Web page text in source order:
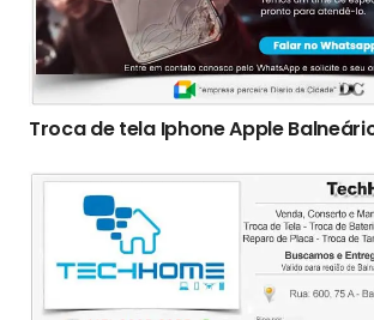
Troca de tela Iphone Apple